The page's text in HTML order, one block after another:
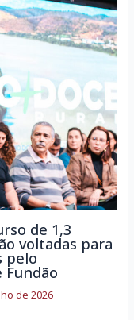
de 1,3
voltadas para
pelo
de 2026